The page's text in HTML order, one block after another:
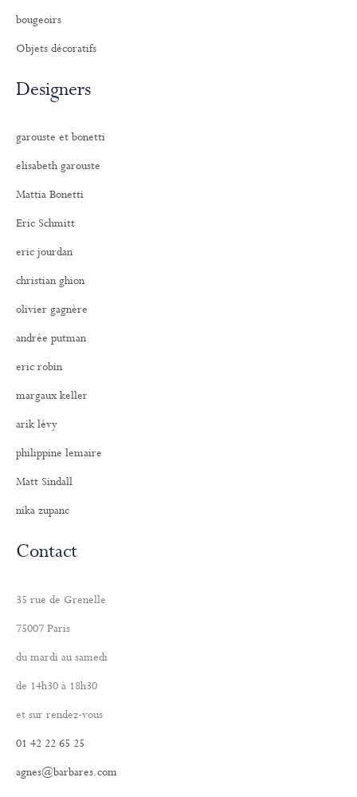
bougeoirs
Objets décoratifs
Designers
garouste et bonetti
elisabeth garouste
Mattia Bonetti
Eric Schmitt
eric jourdan
christian ghion
olivier gagnère
andrée putman
eric robin
margaux keller
arik lévy
philippine lemaire
Matt Sindall
nika zupanc
Contact
35 rue de Grenelle
75007 Paris
du mardi au samedi
de 14h30 à 18h30
et sur rendez-vous
01 42 22 65 25
agnes@barbares.com